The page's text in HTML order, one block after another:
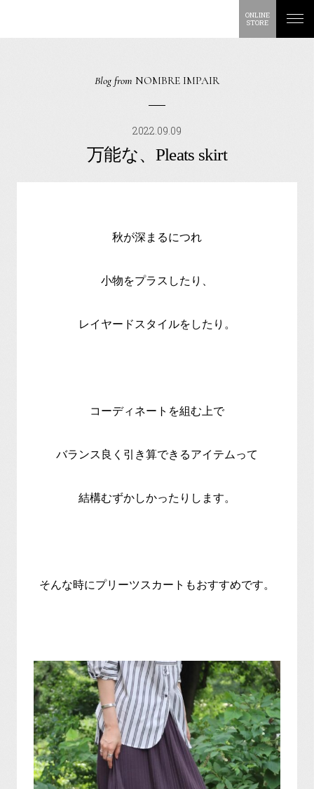
ONLINE
STORE
Blog from NOMBRE IMPAIR
2022.09.09
万能な、Pleats skirt
秋が深まるにつれ
小物をプラスしたり、
レイヤードスタイルをしたり。
コーディネートを組む上で
バランス良く引き算できるアイテムって
結構むずかしかったりします。
そんな時にプリーツスカートもおすすめです。